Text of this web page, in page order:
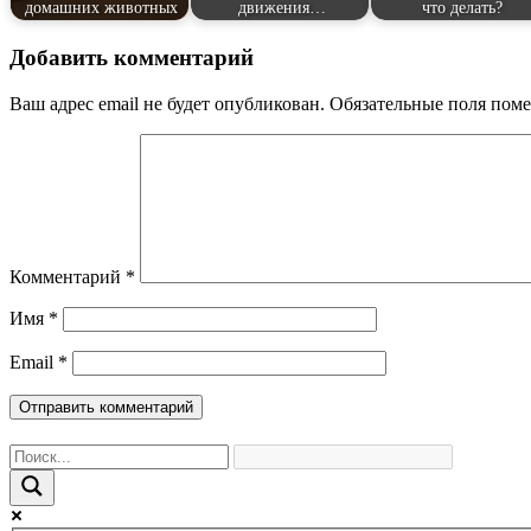
домашних животных
движения…
что делать?
Добавить комментарий
Ваш адрес email не будет опубликован. Обязательные поля
Комментарий *
Имя *
Email *